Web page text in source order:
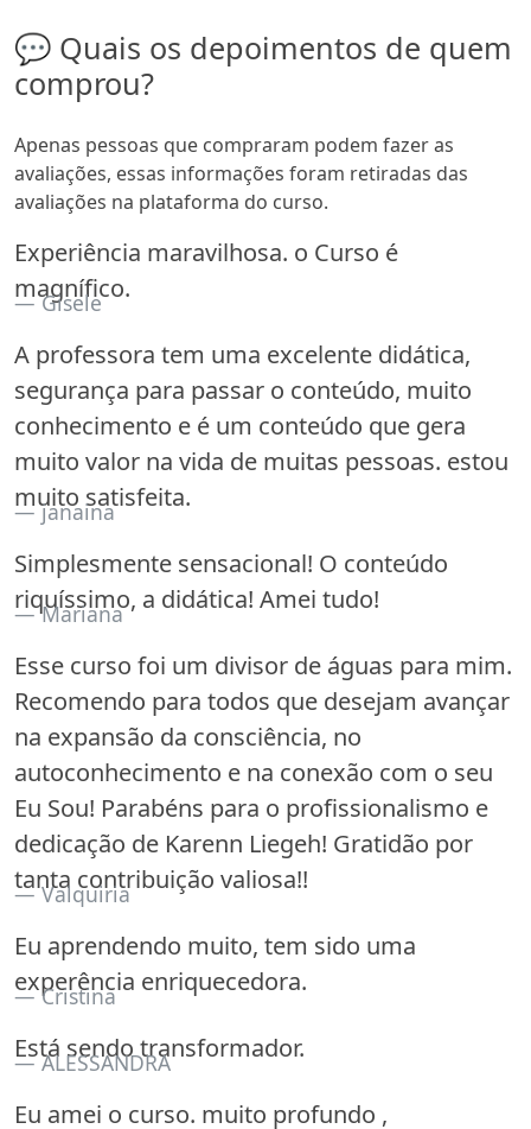
💬 Quais os depoimentos de quem
comprou?
Apenas pessoas que compraram podem fazer as
avaliações, essas informações foram retiradas das
avaliações na plataforma do curso.
Experiência maravilhosa. o Curso é
magnífico.
Gisele
A professora tem uma excelente didática,
segurança para passar o conteúdo, muito
conhecimento e é um conteúdo que gera
muito valor na vida de muitas pessoas. estou
muito satisfeita.
janaina
Simplesmente sensacional! O conteúdo
riquíssimo, a didática! Amei tudo!
Mariana
Esse curso foi um divisor de águas para mim.
Recomendo para todos que desejam avançar
na expansão da consciência, no
autoconhecimento e na conexão com o seu
Eu Sou! Parabéns para o profissionalismo e
dedicação de Karenn Liegeh! Gratidão por
tanta contribuição valiosa!!
Valquiria
Eu aprendendo muito, tem sido uma
experência enriquecedora.
Cristina
Está sendo transformador.
ALESSANDRA
Eu amei o curso. muito profundo ,